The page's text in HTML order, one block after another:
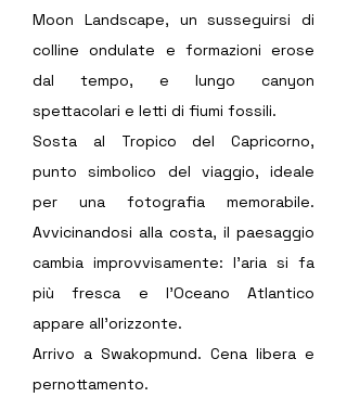
Moon Landscape, un susseguirsi di
colline ondulate e formazioni erose
dal tempo, e lungo canyon
spettacolari e letti di fiumi fossili.
Sosta al Tropico del Capricorno,
punto simbolico del viaggio, ideale
per una fotografia memorabile.
Avvicinandosi alla costa, il paesaggio
cambia improvvisamente: l’aria si fa
più fresca e l’Oceano Atlantico
appare all’orizzonte.
Arrivo a Swakopmund. Cena libera e
pernottamento.